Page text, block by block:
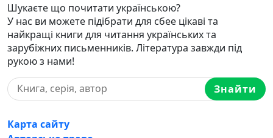
Шукаєте що почитати українською?
У нас ви можете підібрати для сбее цікаві та
найкращі книги для читання українських та
зарубіжних письменників. Література завжди під
рукою з нами!
Знайти
Карта сайту